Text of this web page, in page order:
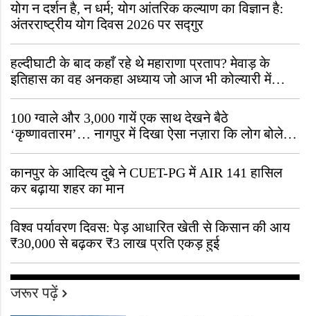
योग न दर्शन है, न धर्म; योग आंतरिक कल्याण का विज्ञान है:
अंतरराष्ट्रीय योग दिवस 2026 पर सद्गुर
हल्दीघाटी के बाद कहाँ रहे थे महाराणा प्रताप? मेवाड़ के
इतिहास का वह अनकहा अध्याय जो आज भी कोल्यारी में
जीवित है
100 ग्वाले और 3,000 गायें एक साथ देखने बैठे
‘कृष्णावतारम’… नागपुर में दिखा ऐसा नज़ारा कि लोग बोले,
“ऐसा तो सिर्फ़ कृष्ण ही कर सकते हैं”
कानपुर के आदित्य दुबे ने CUET-PG में AIR 141 हासिल
कर बढ़ाया शहर का मान
विश्व पर्यावरण दिवस: पेड़ आधारित खेती से किसान की आय
₹30,000 से बढ़कर ₹3 लाख प्रति एकड़ हुई
जरूर पढ़ें